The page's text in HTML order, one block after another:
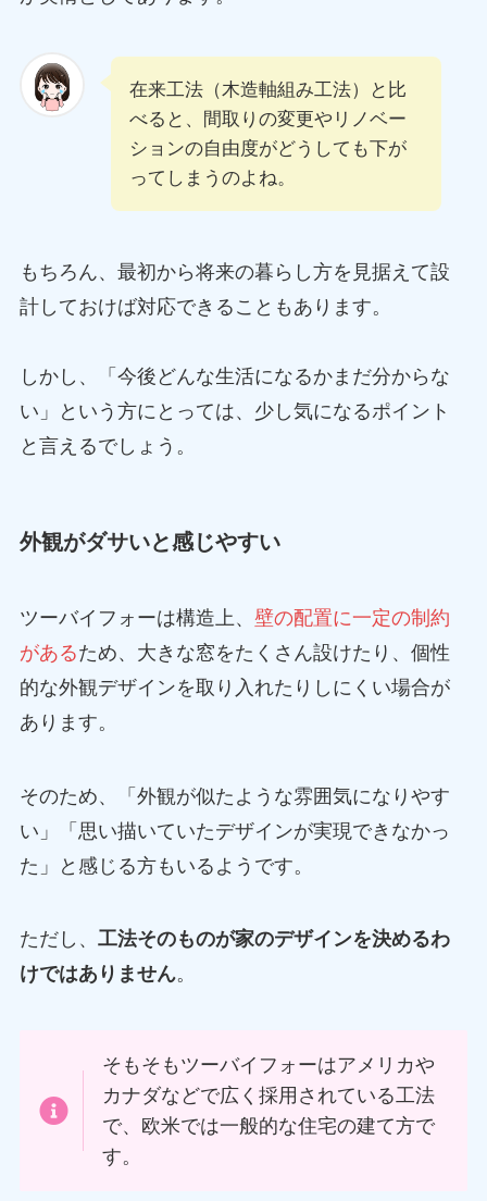
在来工法（木造軸組み工法）と比
べると、間取りの変更やリノベー
ションの自由度がどうしても下が
ってしまうのよね。
もちろん、最初から将来の暮らし方を見据えて設
計しておけば対応できることもあります。
しかし、「今後どんな生活になるかまだ分からな
い」という方にとっては、少し気になるポイント
と言えるでしょう。
外観がダサいと感じやすい
ツーバイフォーは構造上、 壁の配置に一定の制約
があるため、大きな窓をたくさん設けたり、個性
的な外観デザインを取り入れたりしにくい場合が
あります。
そのため、「外観が似たような雰囲気になりやす
い」「思い描いていたデザインが実現できなかっ
た」と感じる方もいるようです。
ただし、 工法そのものが家のデザインを決めるわ
けではありません。
そもそもツーバイフォーはアメリカや
カナダなどで広く採用されている工法
で、欧米では一般的な住宅の建て方で
す。